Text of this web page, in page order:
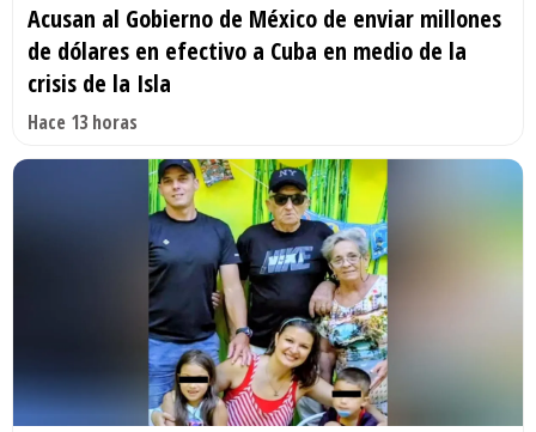
Acusan al Gobierno de México de enviar millones
de dólares en efectivo a Cuba en medio de la
crisis de la Isla
Hace 13 horas